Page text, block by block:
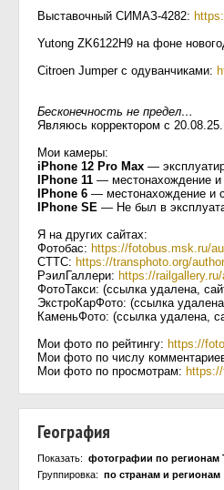
Выставочный СИМАЗ-4282:
Yutong ZK6122H9 на фоне
Citroen Jumper с одуванчиками:
Бесконечность не предел…
Являюсь корректором с 20.08.25.
Мои камеры:
iPhone 12 Pro Max —
IPhone 11 — местонахождение и
IPhone 6 — местонахождение и
IPhone SE — Не был в
Я на других сайтах:
Фотобас: https://fotobus.msk.ru/
СТТС: https://transphoto.org/
РэилГаллери: https://
ФотоТакси: (ссылка удалена,
ЭкстроКарФото: (ссылка
КаменьФото: (ссылка удалена,
Мои фото по рейтингу: https://
Мои фото по числу
Мои фото по просмотрам:
География
Показать: фотографии по регионам
Группировка: по странам и регионам